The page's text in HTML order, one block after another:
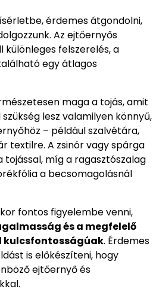
érdemes átgondolni,
Az ejtőernyős
felszerelés, a
egy átlagos
maga a tojás, amit
lesz valamilyen könnyű,
– például szalvétára,
textilre. A zsinór vagy spárga
míg a ragasztószalag
a becsomagolásnál
fontos figyelembe venni,
és a megfelelő
. Érdemes
is előkészíteni, hogy
ejtőernyő és